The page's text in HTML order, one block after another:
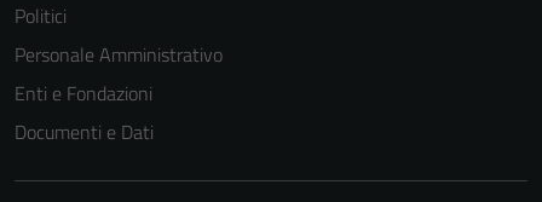
Politici
Personale Amministrativo
Enti e Fondazioni
Documenti e Dati